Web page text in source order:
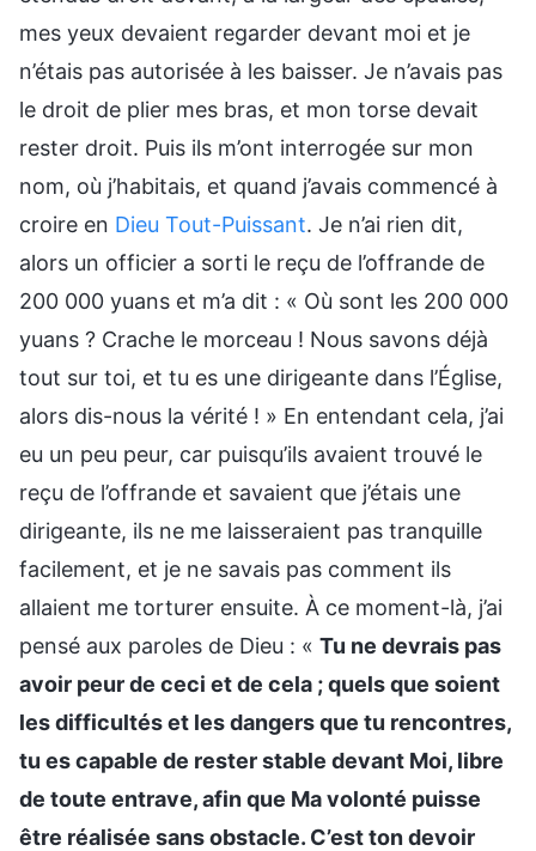
mes yeux devaient regarder devant moi et je
n’étais pas autorisée à les baisser. Je n’avais pas
le droit de plier mes bras, et mon torse devait
rester droit. Puis ils m’ont interrogée sur mon
nom, où j’habitais, et quand j’avais commencé à
croire en Dieu Tout-Puissant. Je n’ai rien dit,
alors un officier a sorti le reçu de l’offrande de
200 000 yuans et m’a dit : « Où sont les 200 000
yuans ? Crache le morceau ! Nous savons déjà
tout sur toi, et tu es une dirigeante dans l’Église,
alors dis-nous la vérité ! » En entendant cela, j’ai
eu un peu peur, car puisqu’ils avaient trouvé le
reçu de l’offrande et savaient que j’étais une
dirigeante, ils ne me laisseraient pas tranquille
facilement, et je ne savais pas comment ils
allaient me torturer ensuite. À ce moment-là, j’ai
pensé aux paroles de Dieu : « Tu ne devrais pas
avoir peur de ceci et de cela ; quels que soient
les difficultés et les dangers que tu rencontres,
tu es capable de rester stable devant Moi, libre
de toute entrave, afin que Ma volonté puisse
être réalisée sans obstacle. C’est ton devoir